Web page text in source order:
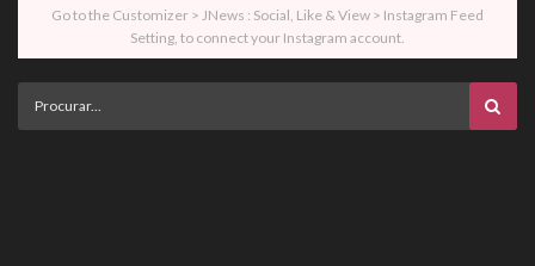
Go to the Customizer > JNews : Social, Like & View > Instagram Feed
Setting, to connect your Instagram account.